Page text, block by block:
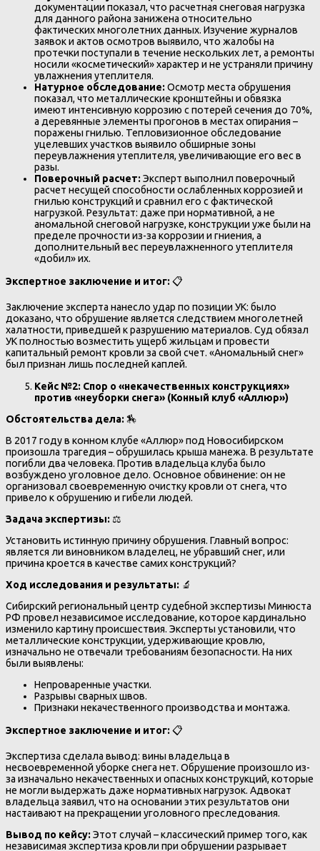
документации показал, что расчетная снеговая нагрузка
для данного района занижена относительно
фактических многолетних данных. Изучение журналов
заявок и актов осмотров выявило, что жалобы на
протечки поступали в течение нескольких лет, а ремонты
носили «косметический» характер и не устраняли причину
увлажнения утеплителя.
Натурное обследование:Осмотр места обрушения
показал, что металлические кронштейны и обвязка
имеют интенсивную коррозию с потерей сечения до 70%,
а деревянные элементы прогонов в местах опирания –
поражены гнилью. Тепловизионное обследование
уцелевших участков выявило обширные зоны
переувлажнения утеплителя, увеличивающие его вес в
разы.
Поверочный расчет:Эксперт выполнил поверочный
расчет несущей способности ослабленных коррозией и
гнилью конструкций и сравнил его с фактической
нагрузкой. Результат: даже при нормативной, а не
аномальной снеговой нагрузке, конструкции уже были на
пределе прочности из-за коррозии и гниения, а
дополнительный вес переувлажненного утеплителя
«добил» их.
Экспертное заключение и итог:📋
Заключение эксперта нанесло удар по позиции УК: было
доказано, что обрушение является следствием многолетней
халатности, приведшей к разрушению материалов. Суд обязал
УК полностью возместить ущерб жильцам и провести
капитальный ремонт кровли за свой счет. «Аномальный снег»
был признан лишь последней каплей.
Кейс №2: Спор о «некачественных конструкциях»
против «неуборки снега» (Конный клуб «Аллюр»)
Обстоятельства дела:🏇
В 2017 году в конном клубе «Аллюр» под Новосибирском
произошла трагедия – обрушилась крыша манежа. В результате
погибли два человека. Против владельца клуба было
возбуждено уголовное дело. Основное обвинение: он не
организовал своевременную очистку кровли от снега, что
привело к обрушению и гибели людей.
Задача экспертизы:⚖️
Установить истинную причину обрушения. Главный вопрос:
является ли виновником владелец, не убравший снег, или
причина кроется в качестве самих конструкций?
Ход исследования и результаты: 🔬
Сибирский региональный центр судебной экспертизы Минюста
РФ провел независимое исследование, которое кардинально
изменило картину происшествия. Эксперты установили, что
металлические конструкции, удерживающие кровлю,
изначально не отвечали требованиям безопасности. На них
были выявлены:
Непроваренные участки.
Разрывы сварных швов.
Признаки некачественного производства и монтажа.
Экспертное заключение и итог:📋
Экспертиза сделала вывод: вины владельца в
несвоевременной уборке снега нет. Обрушение произошло из-
за изначально некачественных и опасных конструкций, которые
не могли выдержать даже нормативных нагрузок. Адвокат
владельца заявил, что на основании этих результатов они
настаивают на прекращении уголовного преследования.
Вывод по кейсу:Этот случай – классический пример того, как
независимая экспертиза кровли при обрушении разрывает